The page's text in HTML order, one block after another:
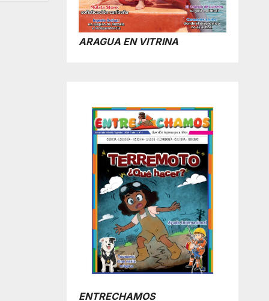
ARAGUA EN VITRINA
ENTRECHAMOS